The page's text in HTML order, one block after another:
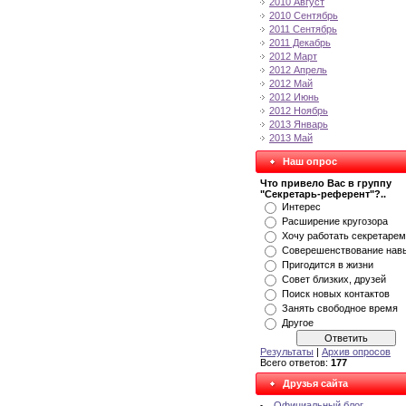
2010 Сентябрь
2011 Сентябрь
2011 Декабрь
2012 Март
2012 Апрель
2012 Май
2012 Июнь
2012 Ноябрь
2013 Январь
2013 Май
Наш опрос
Что привело Вас в группу
"Секретарь-референт"?..
Интерес
Расширение кругозора
Хочу работать секретарем
Соверешенствование
Пригодится в жизни
Совет близких, друзей
Поиск новых контактов
Занять свободное время
Другое
Результаты | Архив опросов
Всего ответов: 177
Друзья сайта